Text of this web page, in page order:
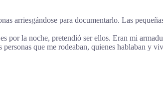
arriesgándose para documentarlo. Las
por la noche, pretendió ser ellos. Eran mi
que me rodeaban, quienes hablaban y